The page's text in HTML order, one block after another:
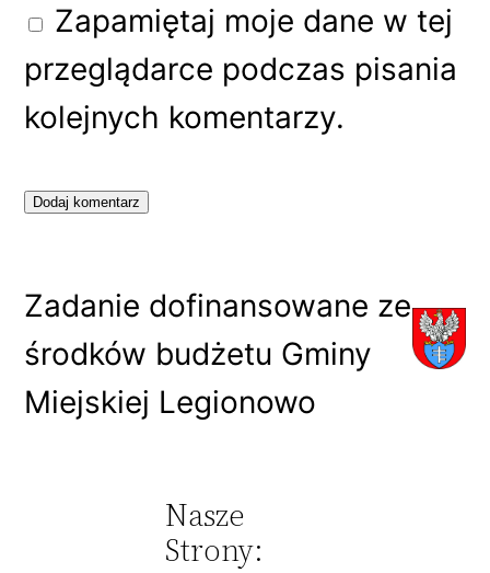
Zapamiętaj moje dane w tej
przeglądarce podczas pisania
kolejnych komentarzy.
Zadanie dofinansowane ze
środków budżetu Gminy
Miejskiej Legionowo
Nasze
Strony: